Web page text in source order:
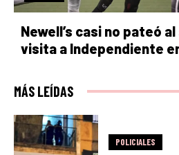
Newell’s casi no pateó
visita a Independiente
MÁS LEÍDAS
POLICIALES